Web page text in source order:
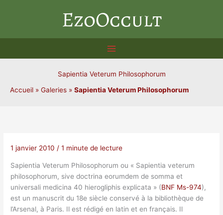
EzoOccult
Sapientia Veterum Philosophorum
Accueil » Galeries » Sapientia Veterum Philosophorum
1 janvier 2010 /1 minute de lecture
Sapientia Veterum Philosophorum ou « Sapientia veterum
philosophorum, sive doctrina eorumdem de somma et
universali medicina 40 hierogliphis explicata » (BNF Ms-974),
est un manuscrit du 18e siècle conservé à la bibliothèque de
l’Arsenal, à Paris. Il est rédigé en latin et en français. Il